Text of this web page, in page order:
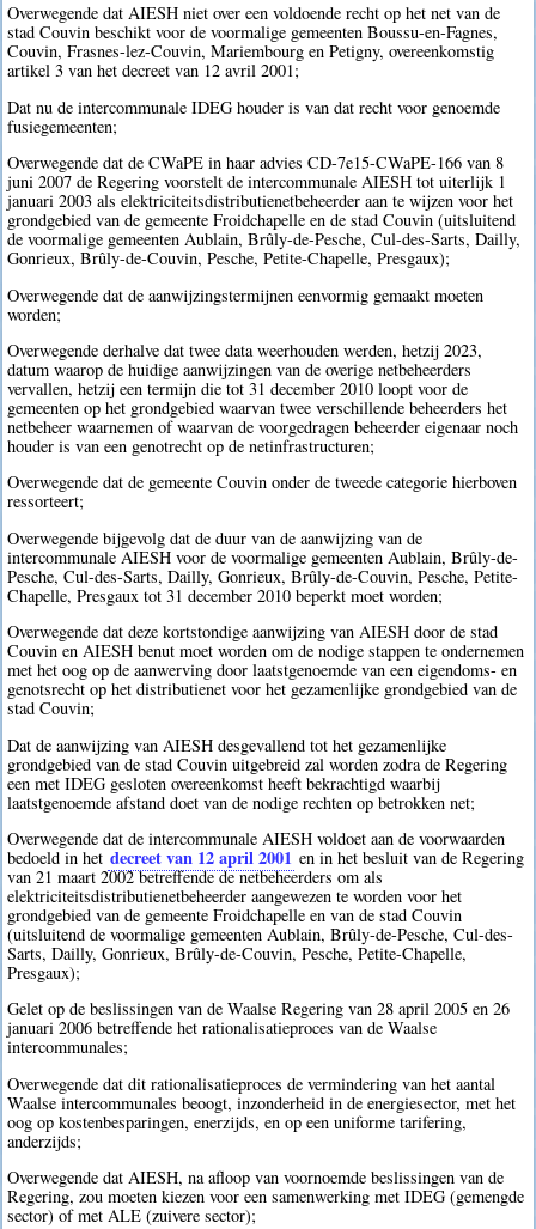
Overwegende dat AIESH niet over een voldoende recht op het net van de
stad Couvin beschikt voor de voormalige gemeenten Boussu-en-Fagnes,
Couvin, Frasnes-lez-Couvin, Mariembourg en Petigny, overeenkomstig
artikel 3 van het decreet van 12 avril 2001;
Dat nu de intercommunale IDEG houder is van dat recht voor genoemde
fusiegemeenten;
Overwegende dat de CWaPE in haar advies CD-7e15-CWaPE-166 van 8
juni 2007 de Regering voorstelt de intercommunale AIESH tot uiterlijk 1
januari 2003 als elektriciteitsdistributienetbeheerder aan te wijzen voor het
grondgebied van de gemeente Froidchapelle en de stad Couvin (uitsluitend
de voormalige gemeenten Aublain, Brûly-de-Pesche, Cul-des-Sarts, Dailly,
Gonrieux, Brûly-de-Couvin, Pesche, Petite-Chapelle, Presgaux);
Overwegende dat de aanwijzingstermijnen eenvormig gemaakt moeten
worden;
Overwegende derhalve dat twee data weerhouden werden, hetzij 2023,
datum waarop de huidige aanwijzingen van de overige netbeheerders
vervallen, hetzij een termijn die tot 31 december 2010 loopt voor de
gemeenten op het grondgebied waarvan twee verschillende beheerders het
netbeheer waarnemen of waarvan de voorgedragen beheerder eigenaar noch
houder is van een genotrecht op de netinfrastructuren;
Overwegende dat de gemeente Couvin onder de tweede categorie hierboven
ressorteert;
Overwegende bijgevolg dat de duur van de aanwijzing van de
intercommunale AIESH voor de voormalige gemeenten Aublain, Brûly-de-
Pesche, Cul-des-Sarts, Dailly, Gonrieux, Brûly-de-Couvin, Pesche, Petite-
Chapelle, Presgaux tot 31 december 2010 beperkt moet worden;
Overwegende dat deze kortstondige aanwijzing van AIESH door de stad
Couvin en AIESH benut moet worden om de nodige stappen te ondernemen
met het oog op de aanwerving door laatstgenoemde van een eigendoms- en
genotsrecht op het distributienet voor het gezamenlijke grondgebied van de
stad Couvin;
Dat de aanwijzing van AIESH desgevallend tot het gezamenlijke
grondgebied van de stad Couvin uitgebreid zal worden zodra de Regering
een met IDEG gesloten overeenkomst heeft bekrachtigd waarbij
laatstgenoemde afstand doet van de nodige rechten op betrokken net;
Overwegende dat de intercommunale AIESH voldoet aan de voorwaarden
bedoeld in het decreet van 12 april 2001 en in het besluit van de Regering
van 21 maart 2002 betreffende de netbeheerders om als
elektriciteitsdistributienetbeheerder aangewezen te worden voor het
grondgebied van de gemeente Froidchapelle en van de stad Couvin
(uitsluitend de voormalige gemeenten Aublain, Brûly-de-Pesche, Cul-des-
Sarts, Dailly, Gonrieux, Brûly-de-Couvin, Pesche, Petite-Chapelle,
Presgaux);
Gelet op de beslissingen van de Waalse Regering van 28 april 2005 en 26
januari 2006 betreffende het rationalisatieproces van de Waalse
intercommunales;
Overwegende dat dit rationalisatieproces de vermindering van het aantal
Waalse intercommunales beoogt, inzonderheid in de energiesector, met het
oog op kostenbesparingen, enerzijds, en op een uniforme tarifering,
anderzijds;
Overwegende dat AIESH, na afloop van voornoemde beslissingen van de
Regering, zou moeten kiezen voor een samenwerking met IDEG (gemengde
sector) of met ALE (zuivere sector);